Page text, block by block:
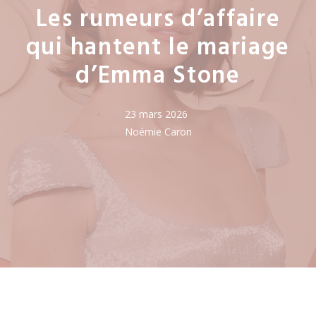
Les rumeurs d’affaire
qui hantent le mariage
d’Emma Stone
23 mars 2026
Noémie Caron